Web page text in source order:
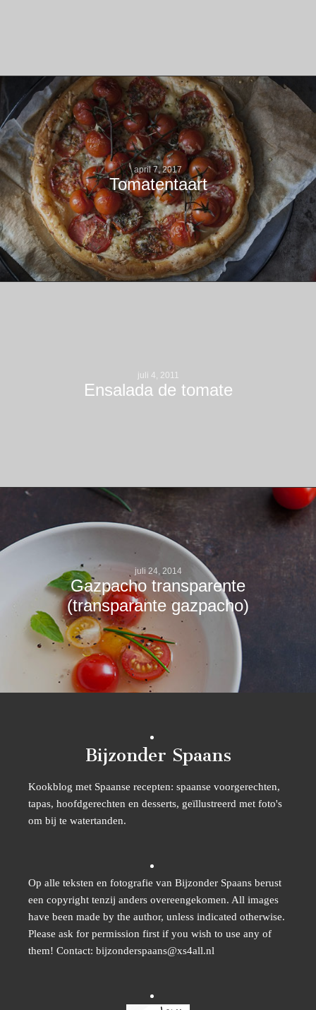
april 7, 2017
Tomatentaart
juli 4, 2011
Ensalada de tomate
juli 24, 2014
Gazpacho transparente
(transparante gazpacho)
Bijzonder Spaans
Kookblog met Spaanse recepten: spaanse voorgerechten,
tapas, hoofdgerechten en desserts, geïllustreerd met foto's
om bij te watertanden.
Op alle teksten en fotografie van Bijzonder Spaans berust
een copyright tenzij anders overeengekomen. All images
have been made by the author, unless indicated otherwise.
Please ask for permission first if you wish to use any of
them! Contact: bijzonderspaans@xs4all.nl